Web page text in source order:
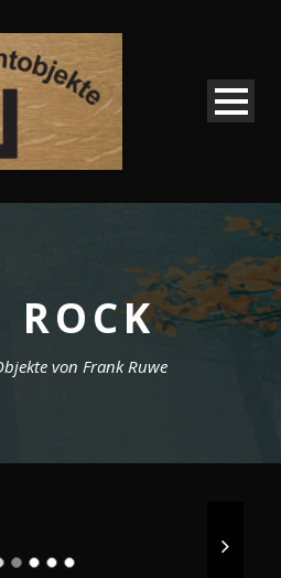
ROCK
von Frank Ruwe